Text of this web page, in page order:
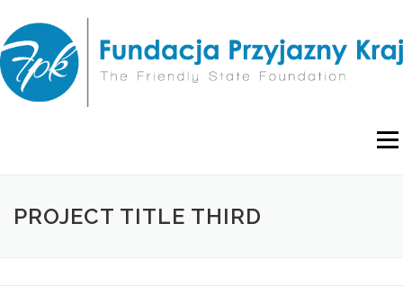
treści
Menu
O NAS WYDARZENIA RAPORTY I ANALIZY
PROJECT TITLE THIRD